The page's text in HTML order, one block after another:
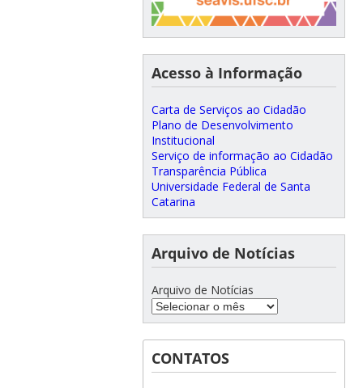
Acesso à Informação
Carta de Serviços ao Cidadão
Plano de Desenvolvimento
Institucional
Serviço de informação ao Cidadão
Transparência Pública
Universidade Federal de Santa
Catarina
Arquivo de Notícias
Arquivo de Notícias
CONTATOS